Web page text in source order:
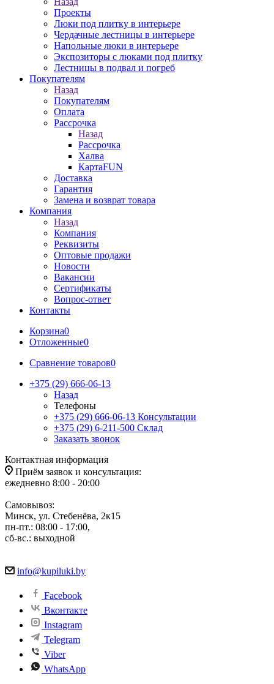
Проекты
Люки под плитку в интерьере
Чердачные лестницы в интерьере
Напольные люки в интерьере
Экспозиторы с люками под плитку
Лестницы в подвал и погреб
Покупателям
Назад
Покупателям
Оплата
Рассрочка
Назад
Рассрочка
Халва
КартаFUN
Доставка
Гарантия
Замена и возврат товара
Компания
Назад
Компания
Реквизиты
Оптовые продажи
Новости
Вакансии
Сертификаты
Вопрос-ответ
Контакты
Корзина0
Отложенные0
Сравнение товаров0
+375 (29) 666-06-13
Назад
Телефоны
+375 (29) 666-06-13 Консультации
+375 (29) 6-211-500 Склад
Заказать звонок
Контактная информация
Приём заявок и консультация:
ежедневно 8:00 - 20:00
Самовывоз:
Минск, ул. Стебенёва, 2к15
пн-пт.: 08:00 - 17:00,
сб-вс.: выходной
info@kupiluki.by
Facebook
Вконтакте
Instagram
Telegram
Viber
WhatsApp